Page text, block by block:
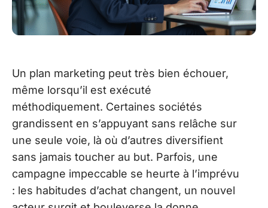
Un plan marketing peut très bien échouer,
même lorsqu’il est exécuté
méthodiquement. Certaines sociétés
grandissent en s’appuyant sans relâche sur
une seule voie, là où d’autres diversifient
sans jamais toucher au but. Parfois, une
campagne impeccable se heurte à l’imprévu
: les habitudes d’achat changent, un nouvel